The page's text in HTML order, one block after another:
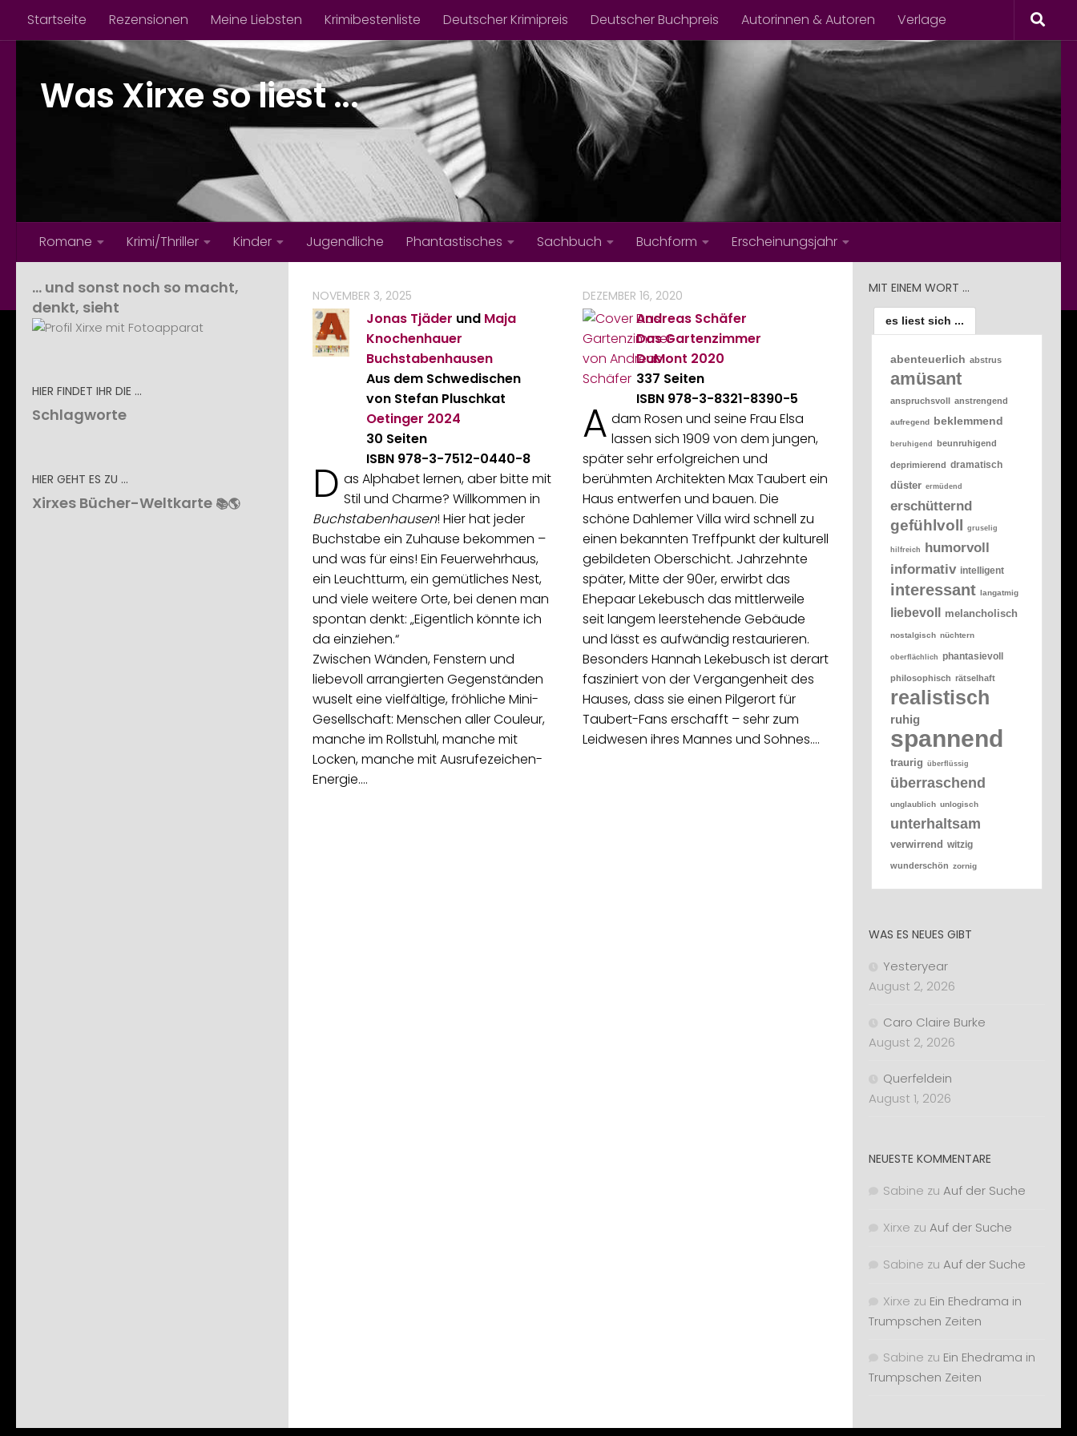
Zum Inhalt springen
Startseite Rezensionen Meine Liebsten Krimibestenliste Deutscher Krimipreis Deutscher Buchpreis Autorinnen & Autoren Verlage
Was Xirxe so liest ...
Romane Krimi/Thriller Kinder Jugendliche Phantastisches Sachbuch Buchform Erscheinungsjahr
NOVEMBER 3, 2025
Jonas Tjäder und Maja
Knochenhauer
Buchstabenhausen
Aus dem Schwedischen
von Stefan Pluschkat
Oetinger 2024
30 Seiten
ISBN 978-3-7512-0440-8
D as Alphabet lernen, aber bitte mit
Stil und Charme? Willkommen in
Buchstabenhausen! Hier hat jeder
Buchstabe ein Zuhause bekommen –
und was für eins! Ein Feuerwehrhaus,
ein Leuchtturm, ein gemütliches Nest,
und viele weitere Orte, bei denen man
spontan denkt: „Eigentlich könnte ich
da einziehen.“
Zwischen Wänden, Fenstern und
liebevoll arrangierten Gegenständen
wuselt eine vielfältige, fröhliche Mini-
Gesellschaft: Menschen aller Couleur,
manche im Rollstuhl, manche mit
Locken, manche mit Ausrufezeichen-
Energie.…
DEZEMBER 16, 2020
Andreas Schäfer
Das Gartenzimmer
DuMont 2020
337 Seiten
ISBN 978-3-8321-8390-5
A dam Rosen und seine Frau Elsa
lassen sich 1909 von dem jungen,
später sehr erfolgreichen und
berühmten Architekten Max Taubert ein
Haus entwerfen und bauen. Die
schöne Dahlemer Villa wird schnell zu
einen bekannten Treffpunkt der kulturell
gebildeten Oberschicht. Jahrzehnte
später, Mitte der 90er, erwirbt das
Ehepaar Lekebusch das mittlerweile
seit langem leerstehende Gebäude
und lässt es aufwändig restaurieren.
Besonders Hannah Lekebusch ist derart
fasziniert von der Vergangenheit des
Hauses, dass sie einen Pilgerort für
Taubert-Fans erschafft – sehr zum
Leidwesen ihres Mannes und Sohnes.…
… und sonst noch so macht,
denkt, sieht
HIER FINDET IHR DIE …
Schlagworte
HIER GEHT ES ZU …
Xirxes Bücher-Weltkarte 📚🌎
MIT EINEM WORT …
es liest sich ...
abenteuerlich abstrus
amüsant
anspruchsvoll anstrengend
aufregend beklemmend
beruhigend beunruhigend
deprimierend dramatisch
düster ermüdend
erschütternd
gefühlvoll gruselig
hilfreich
humorvoll
informativ intelligent
interessant langatmig
liebevoll melancholisch
nostalgisch nüchtern
oberflächlich phantasievoll
philosophisch rätselhaft
realistisch
ruhig
spannend
traurig überflüssig
überraschend
unglaublich unlogisch
unterhaltsam
verwirrend witzig
wunderschön zornig
WAS ES NEUES GIBT
Yesteryear
August 2, 2026
Caro Claire Burke
August 2, 2026
Querfeldein
August 1, 2026
NEUESTE KOMMENTARE
Sabine zu Auf der Suche
Xirxe zu Auf der Suche
Sabine zu Auf der Suche
Xirxe zu Ein Ehedrama in
Trumpschen Zeiten
Sabine zu Ein Ehedrama in
Trumpschen Zeiten